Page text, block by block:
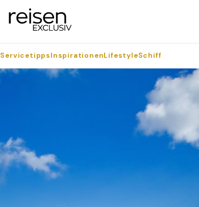
ServicetippsInspirationenLifestyleSchiff